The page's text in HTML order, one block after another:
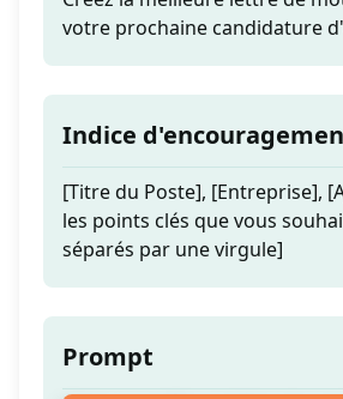
votre prochaine candidature
Indice
[Titre du Poste], [Entreprise],
les points clés que vous
séparés par une virgule]
Prompt